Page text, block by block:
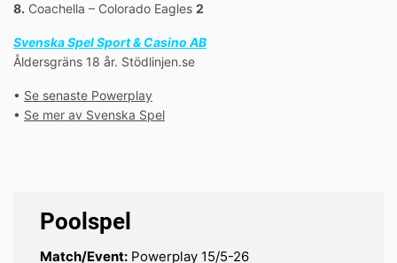
Poolspel
Match/Event: Powerplay 15/5-26
8. Coachella – Colorado Eagles 2
Svenska Spel Sport & Casino AB
Åldersgräns 18 år. Stödlinjen.se
• Se senaste Powerplay
• Se mer av Svenska Spel